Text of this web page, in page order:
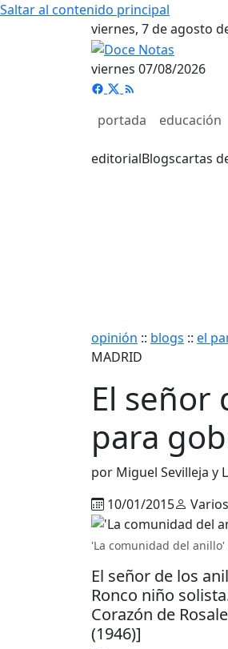
Saltar al contenido principal
viernes, 7 de agosto
viernes 07/08/2026
portada educación
editorialBlogscartas
opinión :: blogs :: el
MADRID
El señor
para
por Miguel Sevilleja y
10/01/2015
'La comunidad del anillo'
El señor de los
Ronco niño
Corazón de
(1946)]